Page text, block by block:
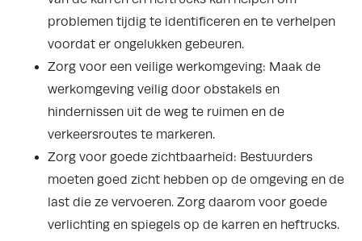
problemen tijdig te identificeren en te verhelpen
voordat er ongelukken gebeuren.
Zorg voor een veilige werkomgeving: Maak de
werkomgeving veilig door obstakels en
hindernissen uit de weg te ruimen en de
verkeersroutes te markeren.
Zorg voor goede zichtbaarheid: Bestuurders
moeten goed zicht hebben op de omgeving en de
last die ze vervoeren. Zorg daarom voor goede
verlichting en spiegels op de karren en heftrucks.